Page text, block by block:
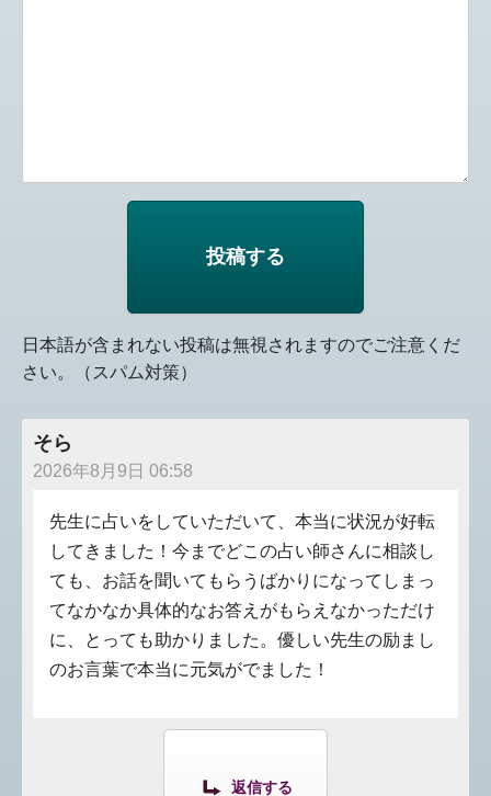
日本語が含まれない投稿は無視されますのでご注意くだ
さい。（スパム対策）
そら
2026年8月9日 06:58
先生に占いをしていただいて、本当に状況が好転
してきました！今までどこの占い師さんに相談し
ても、お話を聞いてもらうばかりになってしまっ
てなかなか具体的なお答えがもらえなかっただけ
に、とっても助かりました。優しい先生の励まし
のお言葉で本当に元気がでました！
返信する